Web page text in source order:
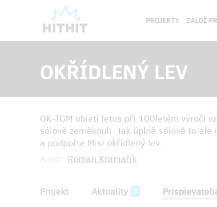
PROJEKTY ZALOŽ
OKŘÍDLENÝ LEV
OK-TGM obletí letos při 100letém výročí
sólově zeměkouli. Tak úplně sólově to
a podpořte Misi okřídlený lev.
Roman Kramařík
Projekt Aktuality 3